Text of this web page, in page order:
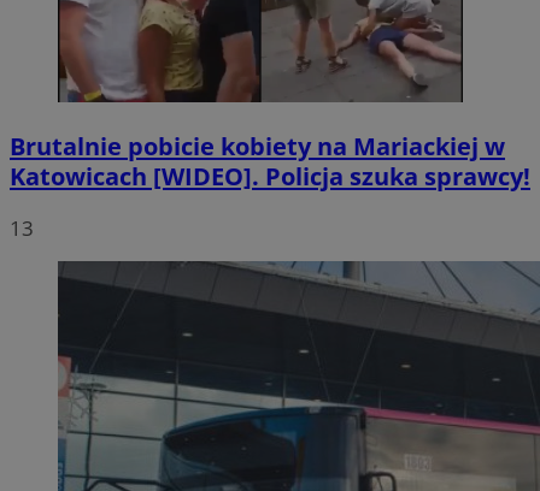
Brutalnie pobicie kobiety na Mariackiej w
Katowicach [WIDEO]. Policja szuka sprawcy!
13